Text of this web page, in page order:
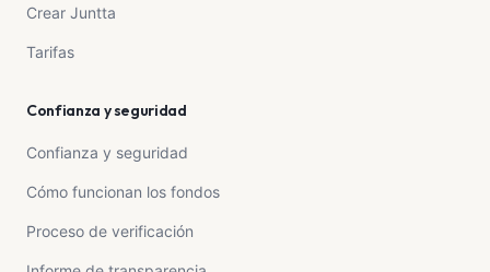
Crear Juntta
Tarifas
Confianza y seguridad
Confianza y seguridad
Cómo funcionan los fondos
Proceso de verificación